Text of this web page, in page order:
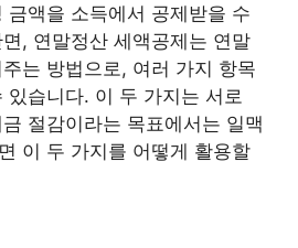
금액을 소득에서 공제받을 수
, 연말정산 세액공제는 연말
는 방법으로, 여러 가지 항목
있습니다. 이 두 가지는 서로
절감이라는 목표에서는 일맥
이 두 가지를 어떻게 활용할